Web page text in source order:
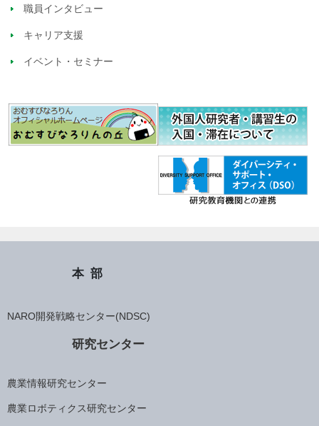
職員インタビュー
キャリア支援
イベント・セミナー
本部
NARO開発戦略センター(NDSC)
研究センター
農業情報研究センター
農業ロボティクス研究センター